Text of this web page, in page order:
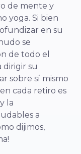
de mente y
yoga. Si bien
en su
se
de todo el
dirigir su
sobre sí mismo
cada retiro es
la
a
dijimos,